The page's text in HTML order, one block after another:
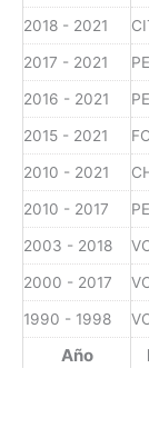
Año
2018 - 2021
2017 - 2021
2016 - 2021
2015 - 2021
2010 - 2021
2010 - 2017
2003 - 2018
2000 - 2017
1990 - 1998